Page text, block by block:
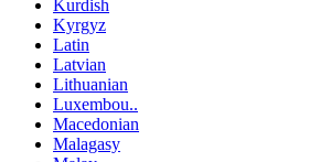
Kurdish
Kyrgyz
Latin
Latvian
Lithuanian
Luxembou..
Macedonian
Malagasy